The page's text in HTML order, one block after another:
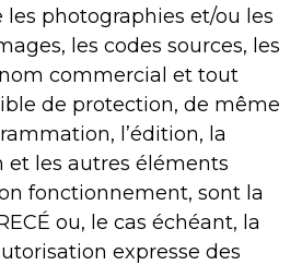
les photographies et/ou les
les codes sources, les
commercial et tout
de protection, de même
l’édition, la
les autres éléments
fonctionnement, sont la
ou, le cas échéant, la
expresse des